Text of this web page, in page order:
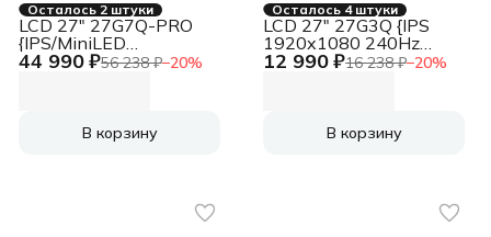
Осталось 2 штуки
44 990 ₽56 238 ₽−20%
LCD 27" 27G7Q-PRO
{IPS/MiniLED
3840x2160 160Hz
В корзину
Осталось 4 штуки
12 990 ₽16 238 ₽−20%
LCD 27" 27G3Q {IPS
1920x1080 240Hz
2xHDMI DisplayPort
В корзину